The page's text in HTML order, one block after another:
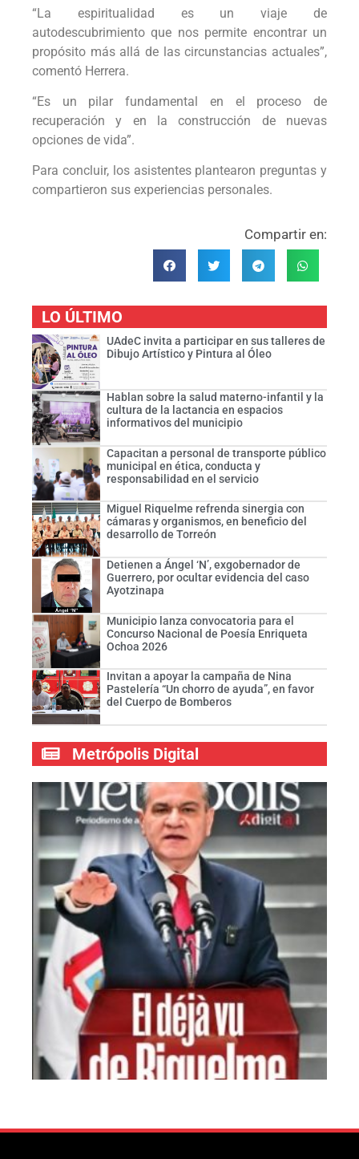
“La espiritualidad es un viaje de
autodescubrimiento que nos permite encontrar un
propósito más allá de las circunstancias actuales”,
comentó Herrera.
“Es un pilar fundamental en el proceso de
recuperación y en la construcción de nuevas
opciones de vida”.
Para concluir, los asistentes plantearon preguntas y
compartieron sus experiencias personales.
Compartir en:
LO ÚLTIMO
UAdeC invita a participar en sus talleres de
Dibujo Artístico y Pintura al Óleo
Hablan sobre la salud materno-infantil y la
cultura de la lactancia en espacios
informativos del municipio
Capacitan a personal de transporte público
municipal en ética, conducta y
responsabilidad en el servicio
Miguel Riquelme refrenda sinergia con
cámaras y organismos, en beneficio del
desarrollo de Torreón
Detienen a Ángel ‘N’, exgobernador de
Guerrero, por ocultar evidencia del caso
Ayotzinapa
Municipio lanza convocatoria para el
Concurso Nacional de Poesía Enriqueta
Ochoa 2026
Invitan a apoyar la campaña de Nina
Pastelería “Un chorro de ayuda”, en favor
del Cuerpo de Bomberos
Metrópolis Digital